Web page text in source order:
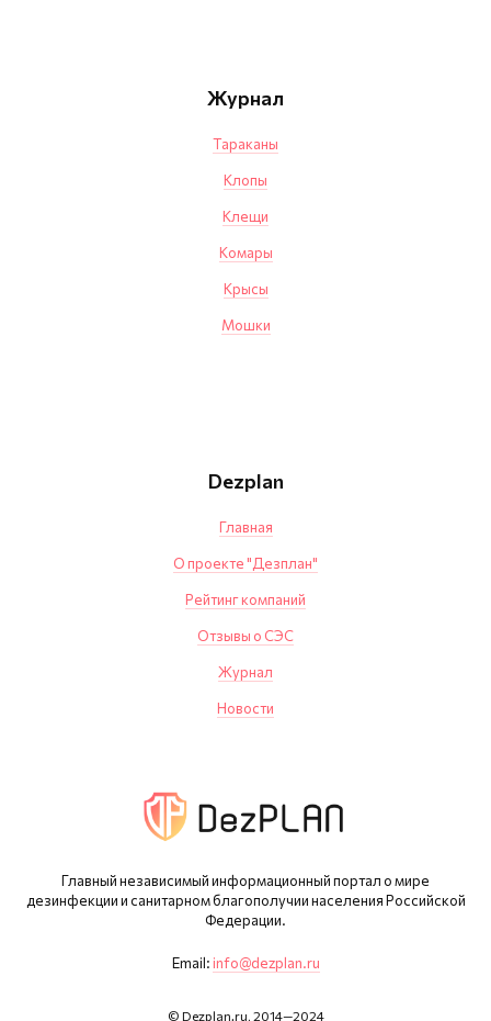
Главный независимый информационный портал о мире
дезинфекции и санитарном благополучии населения Российской
Федерации.
Email: info@dezplan.ru
© Dezplan.ru, 2014—2024
Dezplan
Главная
О проекте "Дезплан"
Рейтинг компаний
Отзывы о СЭС
Журнал
Новости
Журнал
Тараканы
Клопы
Клещи
Комары
Крысы
Мошки